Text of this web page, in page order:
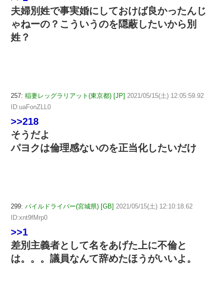
夫婦別姓で事実婚にしておけば良かったんじ
ゃねーの？こういうのを隠蔽したいから別
姓？
257: 稲妻レッグラリアット(東京都) [JP] 2021/05/15(土) 12:05:59.92
ID:uaFonZLL0
>>218
そうだよ
パヨクは倫理感ないのを正当化したいだけ
299: パイルドライバー(宮城県) [GB] 2021/05/15(土) 12:10:18.62
ID:xnt9fMrp0
>>1
差別主義者として名をあげた上に不倫と
は。。。議員なんて辞めたほうがいいよ。